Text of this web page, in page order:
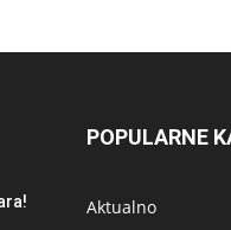
POPULARNE
Aktualno